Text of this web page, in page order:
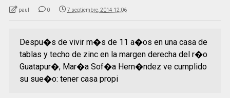
paul 0 7 septiembre, 2014 12:06
Despu�s de vivir m�s de 11 a�os en una casa de
tablas y techo de zinc en la margen derecha del r�o
Guatapur�, Mar�a Sof�a Hern�ndez ve cumplido
su sue�o: tener casa propi